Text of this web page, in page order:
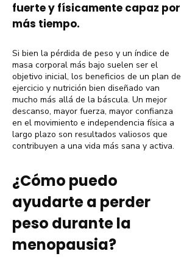
fuerte y físicamente capaz por
más tiempo.
Si bien la pérdida de peso y un índice de
masa corporal más bajo suelen ser el
objetivo inicial, los beneficios de un plan de
ejercicio y nutrición bien diseñado van
mucho más allá de la báscula. Un mejor
descanso, mayor fuerza, mayor confianza
en el movimiento e independencia física a
largo plazo son resultados valiosos que
contribuyen a una vida más sana y activa.
¿Cómo puedo
ayudarte a perder
peso durante la
menopausia?